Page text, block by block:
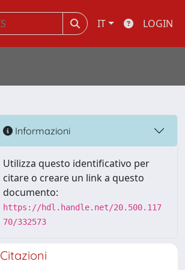
IT LOGIN
Informazioni
Utilizza questo identificativo per
citare o creare un link a questo
documento:
https://hdl.handle.net/20.500.117
70/332573
Citazioni